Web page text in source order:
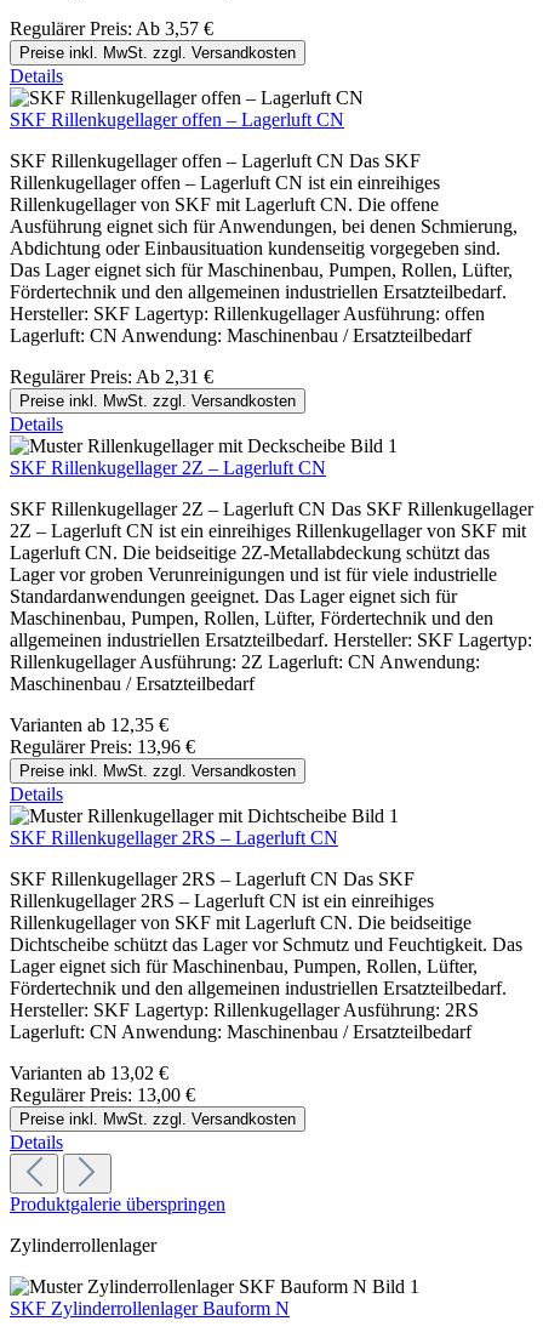
Regulärer Preis: Ab 3,57 €
Preise inkl. MwSt. zzgl. Versandkosten
Details
SKF Rillenkugellager offen – Lagerluft CN
SKF Rillenkugellager offen – Lagerluft CN Das SKF
Rillenkugellager offen – Lagerluft CN ist ein einreihiges
Rillenkugellager von SKF mit Lagerluft CN. Die offene
Ausführung eignet sich für Anwendungen, bei denen Schmierung,
Abdichtung oder Einbausituation kundenseitig vorgegeben sind.
Das Lager eignet sich für Maschinenbau, Pumpen, Rollen, Lüfter,
Fördertechnik und den allgemeinen industriellen Ersatzteilbedarf.
Hersteller: SKF Lagertyp: Rillenkugellager Ausführung: offen
Lagerluft: CN Anwendung: Maschinenbau / Ersatzteilbedarf
Regulärer Preis: Ab 2,31 €
Preise inkl. MwSt. zzgl. Versandkosten
Details
SKF Rillenkugellager 2Z – Lagerluft CN
SKF Rillenkugellager 2Z – Lagerluft CN Das SKF Rillenkugellager
2Z – Lagerluft CN ist ein einreihiges Rillenkugellager von SKF mit
Lagerluft CN. Die beidseitige 2Z-Metallabdeckung schützt das
Lager vor groben Verunreinigungen und ist für viele industrielle
Standardanwendungen geeignet. Das Lager eignet sich für
Maschinenbau, Pumpen, Rollen, Lüfter, Fördertechnik und den
allgemeinen industriellen Ersatzteilbedarf. Hersteller: SKF Lagertyp:
Rillenkugellager Ausführung: 2Z Lagerluft: CN Anwendung:
Maschinenbau / Ersatzteilbedarf
Varianten ab 12,35 €
Regulärer Preis: 13,96 €
Preise inkl. MwSt. zzgl. Versandkosten
Details
SKF Rillenkugellager 2RS – Lagerluft CN
SKF Rillenkugellager 2RS – Lagerluft CN Das SKF
Rillenkugellager 2RS – Lagerluft CN ist ein einreihiges
Rillenkugellager von SKF mit Lagerluft CN. Die beidseitige
Dichtscheibe schützt das Lager vor Schmutz und Feuchtigkeit. Das
Lager eignet sich für Maschinenbau, Pumpen, Rollen, Lüfter,
Fördertechnik und den allgemeinen industriellen Ersatzteilbedarf.
Hersteller: SKF Lagertyp: Rillenkugellager Ausführung: 2RS
Lagerluft: CN Anwendung: Maschinenbau / Ersatzteilbedarf
Varianten ab 13,02 €
Regulärer Preis: 13,00 €
Preise inkl. MwSt. zzgl. Versandkosten
Details
Produktgalerie überspringen
Zylinderrollenlager
SKF Zylinderrollenlager Bauform N